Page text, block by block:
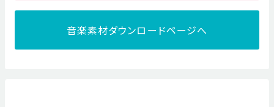
音楽素材ダウンロードページへ